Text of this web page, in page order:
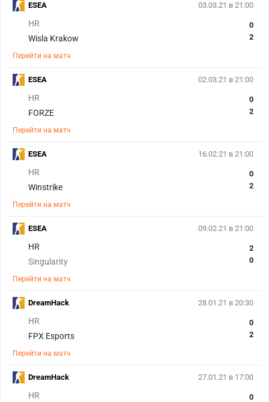
03.03.21 в 21:00
HR
Wisla Krakow
0
2
Перейти на матч
ESEA
02.03.21 в 21:00
HR
FORZE
0
2
Перейти на матч
ESEA
16.02.21 в 21:00
HR
Winstrike
0
2
Перейти на матч
ESEA
09.02.21 в 21:00
HR
Singularity
2
0
Перейти на матч
ESEA
28.01.21 в 20:30
HR
FPX Esports
0
2
Перейти на матч
DreamHack
27.01.21 в 17:00
HR
0
DreamHack